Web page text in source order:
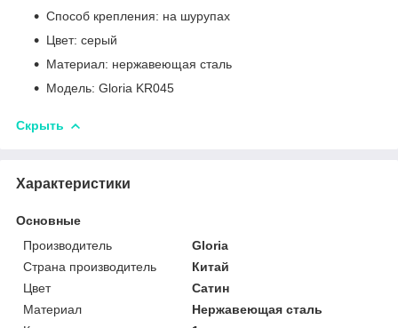
Способ крепления: на шурупах
Цвет: серый
Материал: нержавеющая сталь
Модель: Gloria KR045
Скрыть
Характеристики
Основные
Производитель
Gloria
Страна производитель
Китай
Цвет
Сатин
Материал
Нержавеющая сталь